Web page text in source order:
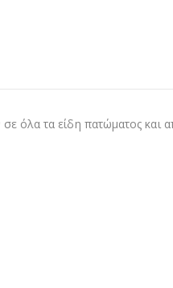
όλα τα είδη πατώματος και